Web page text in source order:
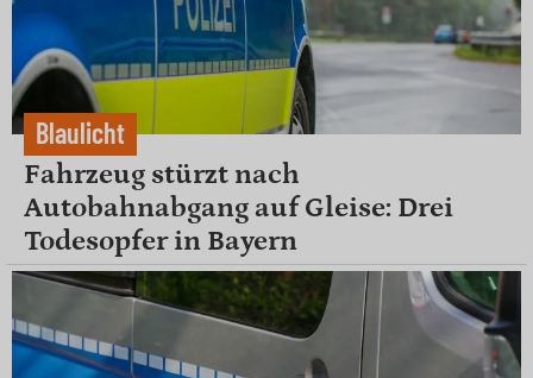
Blaulicht
Fahrzeug stürzt nach
Autobahnabgang auf Gleise: Drei
Todesopfer in Bayern